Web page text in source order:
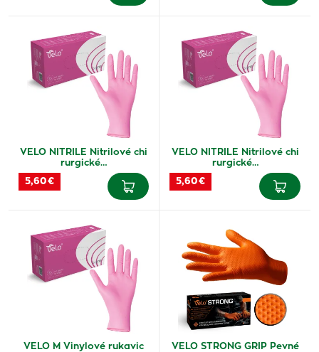
VELO NITRILE Nitrilové chi
rurgické…
5,60 €
VELO NITRILE Nitrilové chi
rurgické…
5,60 €
VELO M Vinylové rukavic VELO STRONG GRIP Pevné